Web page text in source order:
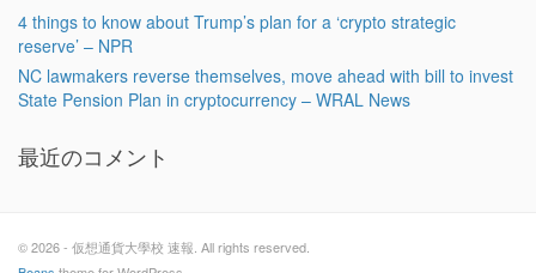
4 things to know about Trump’s plan for a ‘crypto strategic
reserve’ – NPR
NC lawmakers reverse themselves, move ahead with bill to invest
State Pension Plan in cryptocurrency – WRAL News
最近のコメント
© 2026 - 仮想通貨大學校 速報. All rights reserved.